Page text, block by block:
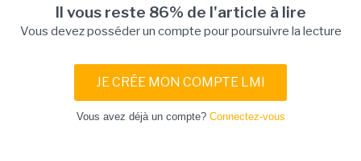
Il vous reste 86% de l'article à lire
Vous devez posséder un compte pour poursuivre la lecture
JE CRÉE MON COMPTE LMI
Vous avez déjà un compte? Connectez-vous